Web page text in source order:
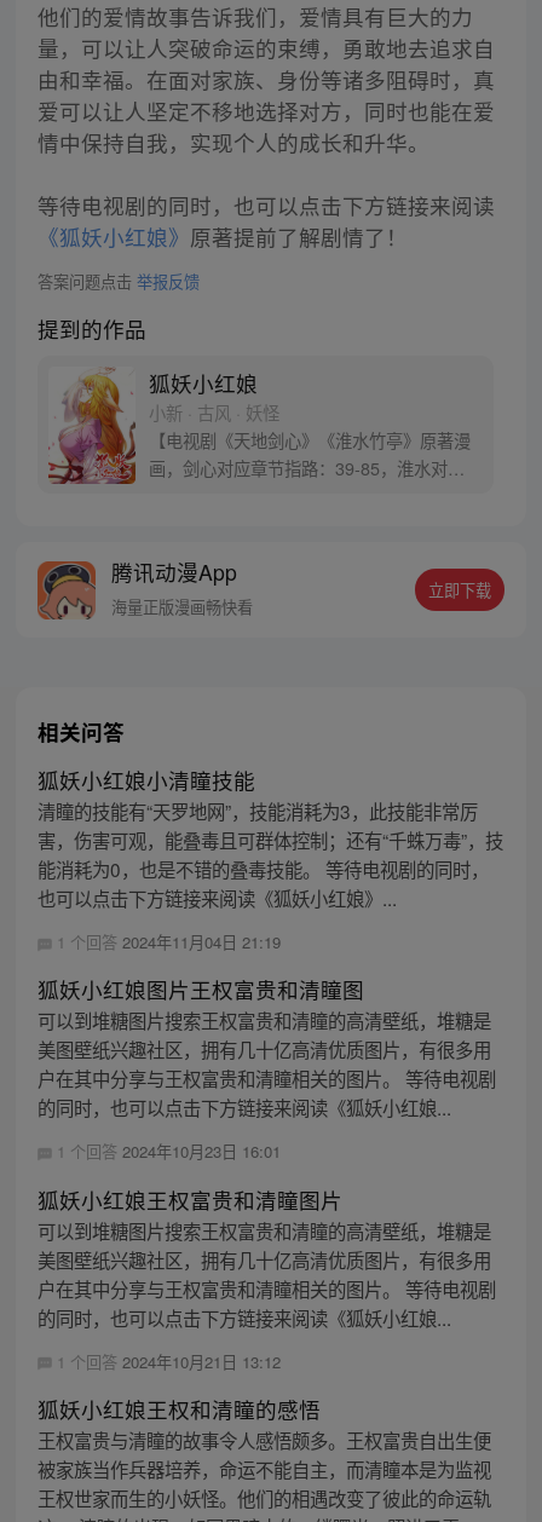
他们的爱情故事告诉我们，爱情具有巨大的力
量，可以让人突破命运的束缚，勇敢地去追求自
由和幸福。在面对家族、身份等诸多阻碍时，真
爱可以让人坚定不移地选择对方，同时也能在爱
情中保持自我，实现个人的成长和升华。
等待电视剧的同时，也可以点击下方链接来阅读
《狐妖小红娘》 原著提前了解剧情了！
答案问题点击 举报反馈
提到的作品
狐妖小红娘
小新 · 古风 · 妖怪
【电视剧《天地剑心》《淮水竹亭》原著漫
画，剑心对应章节指路：39-85，淮水对应
腾讯动漫App
海量正版漫画畅快看
立即下载
相关问答
狐妖小红娘小清瞳技能
清瞳的技能有“天罗地网”，技能消耗为3，此技能非常厉
害，伤害可观，能叠毒且可群体控制；还有“千蛛万毒”，技
能消耗为0，也是不错的叠毒技能。 等待电视剧的同时，
也可以点击下方链接来阅读《狐妖小红娘》...
1 个回答 2024年11月04日 21:19
狐妖小红娘图片王权富贵和清瞳图
可以到堆糖图片搜索王权富贵和清瞳的高清壁纸，堆糖是
美图壁纸兴趣社区，拥有几十亿高清优质图片，有很多用
户在其中分享与王权富贵和清瞳相关的图片。 等待电视剧
的同时，也可以点击下方链接来阅读《狐妖小红娘...
1 个回答 2024年10月23日 16:01
狐妖小红娘王权富贵和清瞳图片
可以到堆糖图片搜索王权富贵和清瞳的高清壁纸，堆糖是
美图壁纸兴趣社区，拥有几十亿高清优质图片，有很多用
户在其中分享与王权富贵和清瞳相关的图片。 等待电视剧
的同时，也可以点击下方链接来阅读《狐妖小红娘...
1 个回答 2024年10月21日 13:12
狐妖小红娘王权和清瞳的感悟
王权富贵与清瞳的故事令人感悟颇多。王权富贵自出生便
被家族当作兵器培养，命运不能自主，而清瞳本是为监视
王权世家而生的小妖怪。他们的相遇改变了彼此的命运轨